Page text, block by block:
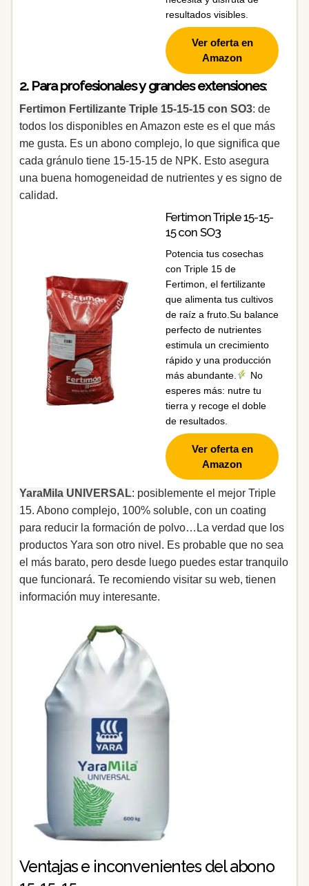
resultados visibles.
Ver oferta en
Amazon
2. Para profesionales y grandes extensiones:
Fertimon Fertilizante Triple 15-15-15 con SO3: de
todos los disponibles en Amazon este es el que más
me gusta. Es un abono complejo, lo que significa que
cada gránulo tiene 15-15-15 de NPK. Esto asegura
una buena homogeneidad de nutrientes y es signo de
calidad.
Fertimon Triple 15-15-
15 con SO3
Potencia tus cosechas
con Triple 15 de
Fertimon, el fertilizante
que alimenta tus cultivos
de raíz a fruto.Su balance
perfecto de nutrientes
estimula un crecimiento
rápido y una producción
más abundante.
No
esperes más: nutre tu
tierra y recoge el doble
de resultados.
Ver oferta en
Amazon
YaraMila UNIVERSAL: posiblemente el mejor Triple
15. Abono complejo, 100% soluble, con un coating
para reducir la formación de polvo…La verdad que los
productos Yara son otro nivel. Es probable que no sea
el más barato, pero desde luego puedes estar tranquilo
que funcionará. Te recomiendo visitar su web, tienen
información muy interesante.
Ventajas e inconvenientes del abono